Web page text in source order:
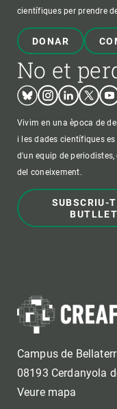
científiques per prendre
DONAR
No et
BlueskyInstagram
LinkedinTwitter
Vivim en una època de
i les dades científiques
d'un equip de
del coneixement.
SUBSCRIU-
Campus de
08193 Cerdanyola
Veure mapa